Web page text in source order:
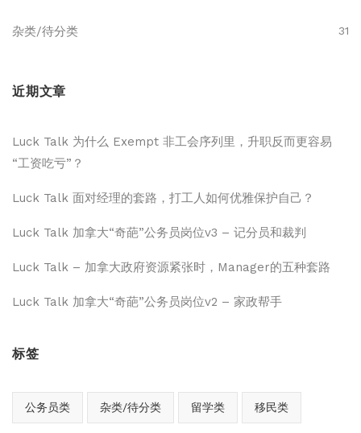
杂类/待分类 31
近期文章
Luck Talk 为什么 Exempt 非工会序列里，升职反而更容易
“工资吃亏”？
Luck Talk 面对经理的套路，打工人如何优雅保护自己？
Luck Talk 加拿大“奇葩”公务员岗位v3 – 记分员和裁判
Luck Talk – 加拿大政府资源紧张时，Manager的五种套路
Luck Talk 加拿大“奇葩”公务员岗位v2 – 家政帮手
标签
公务员类 杂类/待分类 留学类 移民类